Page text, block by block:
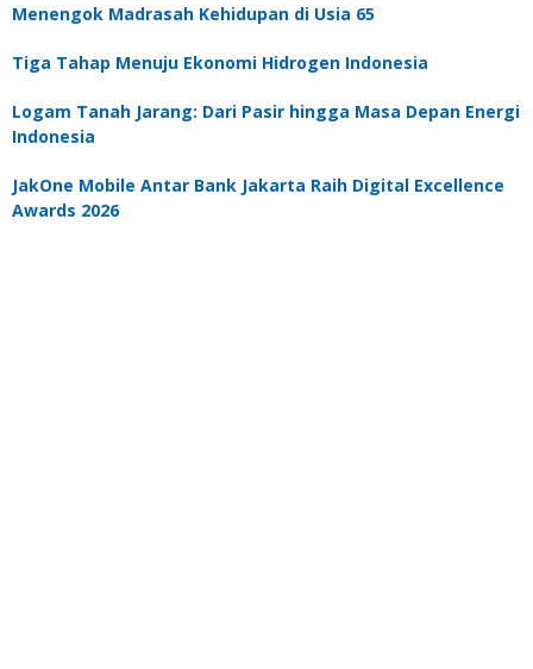
Menengok Madrasah Kehidupan di Usia 65
Tiga Tahap Menuju Ekonomi Hidrogen Indonesia
Logam Tanah Jarang: Dari Pasir hingga Masa Depan Energi
Indonesia
JakOne Mobile Antar Bank Jakarta Raih Digital Excellence
Awards 2026